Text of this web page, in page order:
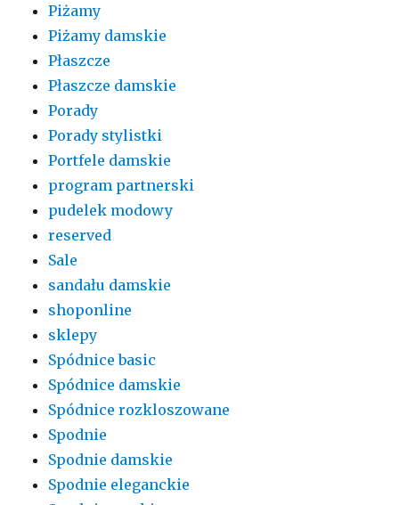
Piżamy
Piżamy damskie
Płaszcze
Płaszcze damskie
Porady
Porady stylistki
Portfele damskie
program partnerski
pudelek modowy
reserved
Sale
sandału damskie
shoponline
sklepy
Spódnice basic
Spódnice damskie
Spódnice rozkloszowane
Spodnie
Spodnie damskie
Spodnie eleganckie